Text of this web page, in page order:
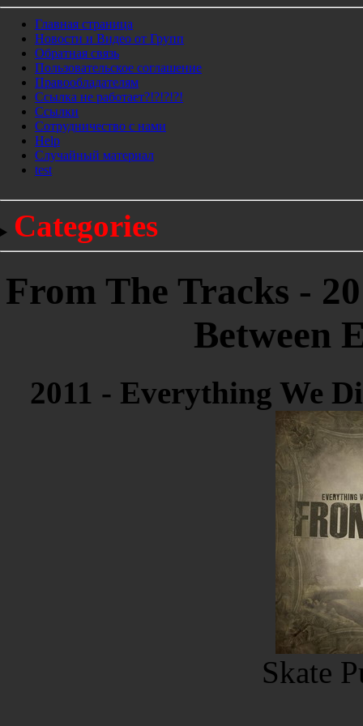
Главная страница
Новости и Видео от Групп
Обратная связь
Пользовательское соглашение
Правообладателям
Ссылка не работает?!?!?!?!
Ссылки
Сотрудничество с нами
Help
Cлучайный материал
test
Categories
From The Tracks -
Between
2011 - Everything We
Skate